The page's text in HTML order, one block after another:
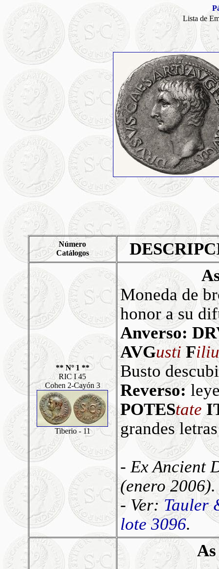
Lista de
Número
Catálogos
** Nº 1 **
RIC I 45
Cohen 2-Cayón 3
Tiberio - 11
Moneda de
honor a su
Anverso:
AVGustiF
Busto
Reverso:
POTEState
grandes letras
- Ex Ancient
(enero 2006).
- Ver: Tauler
lote 3096.